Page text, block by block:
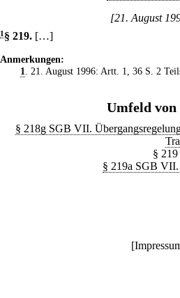
[21. August
1 § 219. […]
Anmerkungen:
1
. 21. August 1996: Artt. 1, 36 S. 2
Umfeld von
§ 218g SGB VII.
§
§ 219a SGB
[